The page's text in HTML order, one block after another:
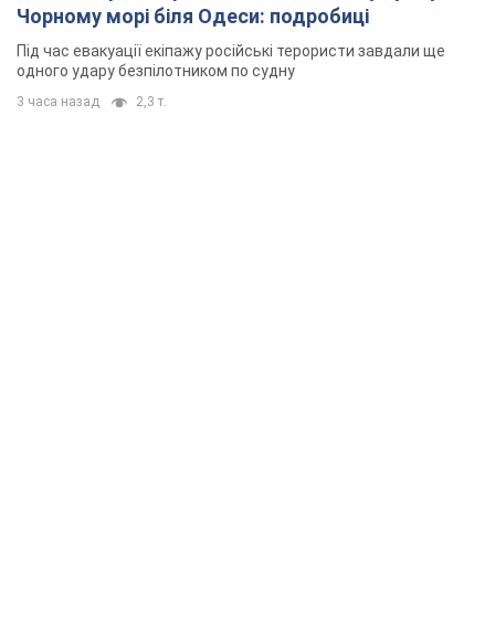
Чорному морі біля Одеси: подробиці
Під час евакуації екіпажу російські терористи завдали ще
одного удару безпілотником по судну
3 часа назад 2,3 т.